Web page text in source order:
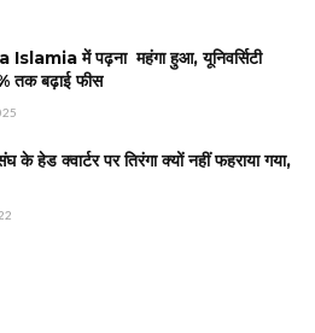
में पढ़ना महंगा हुआ, यूनिवर्सिटी
तक बढ़ाई फीस
हेड क्वार्टर पर तिरंगा क्यों नहीं फहराया गया,